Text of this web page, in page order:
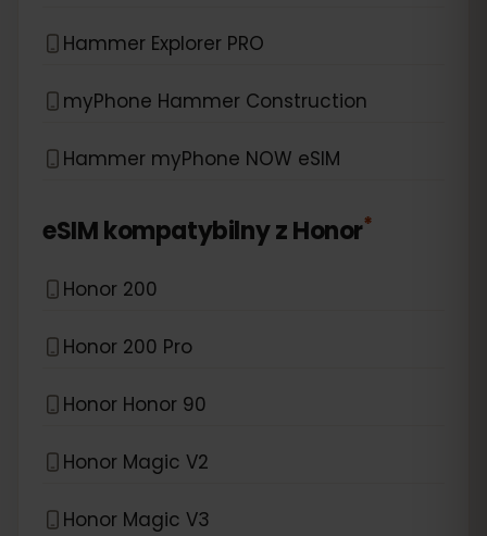
Hammer Explorer PRO
myPhone Hammer Construction
Hammer myPhone NOW eSIM
eSIM kompatybilny zHonor*
Honor 200
Honor 200 Pro
Honor Honor 90
Honor Magic V2
Honor Magic V3